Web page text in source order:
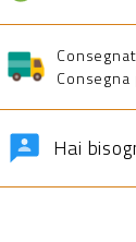
Hai